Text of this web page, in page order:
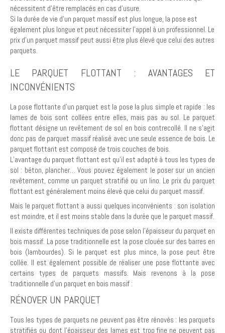
nécessitent d’être remplacés en cas d’usure.
Si la durée de vie d’un parquet massif est plus longue, la pose est
également plus longue et peut nécessiter l’appel à un professionnel. Le
prix d’un parquet massif peut aussi être plus élevé que celui des autres
parquets.
LE PARQUET FLOTTANT : AVANTAGES ET
INCONVÉNIENTS
La pose flottante d’un parquet est la pose la plus simple et rapide : les
lames de bois sont collées entre elles, mais pas au sol. Le parquet
flottant désigne un revêtement de sol en bois contrecollé. Il ne s’agit
donc pas de parquet massif réalisé avec une seule essence de bois. Le
parquet flottant est composé de trois couches de bois.
L’avantage du parquet flottant est qu’il est adapté à tous les types de
sol : béton, plancher… Vous pouvez également le poser sur un ancien
revêtement, comme un parquet stratifié ou un lino. Le prix du parquet
flottant est généralement moins élevé que celui du parquet massif.
Mais le parquet flottant a aussi quelques inconvénients : son isolation
est moindre, et il est moins stable dans la durée que le parquet massif.
Il existe différentes techniques de pose selon l’épaisseur du parquet en
bois massif. La pose traditionnelle est la pose clouée sur des barres en
bois (lambourdes). Si le parquet est plus mince, la pose peut être
collée. Il est également possible de réaliser une pose flottante avec
certains types de parquets massifs. Mais revenons à la pose
traditionnelle d’un parquet en bois massif :
RÉNOVER UN PARQUET
Tous les types de parquets ne peuvent pas être rénovés : les parquets
stratifiés ou dont l’épaisseur des lames est trop fine ne peuvent pas